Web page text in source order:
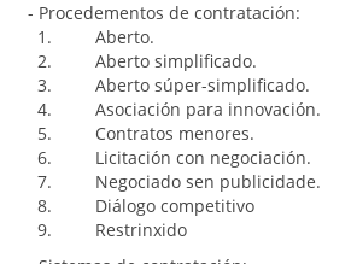
- Procedementos de contratación:
1. Aberto.
2. Aberto simplificado.
3. Aberto súper-simplificado.
4. Asociación para innovación.
5. Contratos menores.
6. Licitación con negociación.
7. Negociado sen publicidade.
8. Diálogo competitivo
9. Restrinxido